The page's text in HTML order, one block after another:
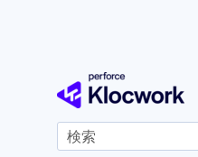
メイン コン